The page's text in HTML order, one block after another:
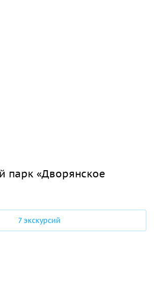
парк «Дворянское
7 экскурсий